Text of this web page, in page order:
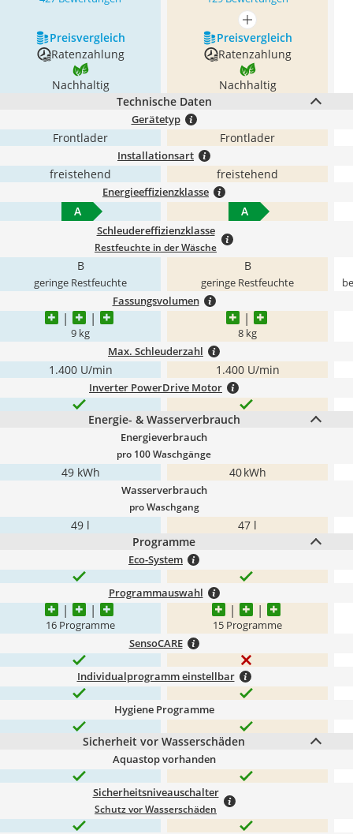
mehr anzeigen
Preis­vergleich
Preis­vergleich
Ratenzahlung
Ratenzahlung
Nachhaltig
Nachhaltig
Technische Daten
Gerätetyp
Frontlader Frontlader
Installationsart
freistehend freistehend
Energieeffizienzklasse
A A
Schleudereffizienzklasse
Restfeuchte in der Wäsche
B
geringe Restfeuchte
B
geringe Restfeuchte
Fassungsvolumen
9 kg 8 kg
Max. Schleuderzahl
1.400 U/min 1.400 U/min
Inverter PowerDrive Motor
Energie- & Wasserverbrauch
Energieverbrauch
pro 100 Waschgänge
49 kWh 40 kWh
Wasserverbrauch
pro Waschgang
49 l
47 l
Programme
Eco-System
Programmauswahl
16 Programme 15 Programme
SensoCARE
Individualprogramm einstellbar
Hygiene Programme
Sicherheit vor Wasserschäden
Aquastop vorhanden
Sicherheitsniveauschalter
Schutz vor Wasserschäden